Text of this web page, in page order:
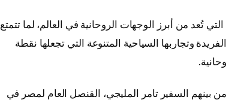
تُعد من أبرز الوجهات الروحانية في العالم، لما تتمتع
وتجاربها السياحية المتنوعة التي تجعلها نقطة
السفير تامر المليجي، القنصل العام لمصر في